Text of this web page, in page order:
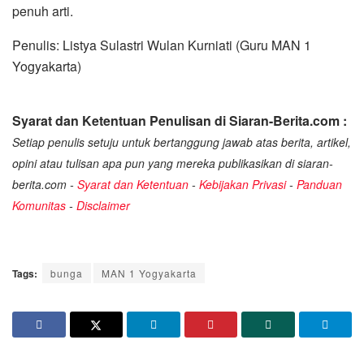
penuh arti.
Penulis: Listya Sulastri Wulan Kurniati (Guru MAN 1
Yogyakarta)
Syarat dan Ketentuan Penulisan di Siaran-Berita.com :
Setiap penulis setuju untuk bertanggung jawab atas berita, artikel,
opini atau tulisan apa pun yang mereka publikasikan di siaran-
berita.com - Syarat dan Ketentuan - Kebijakan Privasi- Panduan
Komunitas - Disclaimer
Tags: bunga MAN 1 Yogyakarta